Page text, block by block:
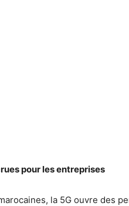
pour les entreprises
la 5G ouvre des